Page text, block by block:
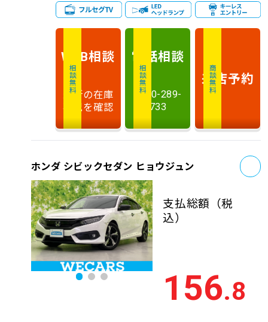
相談無料
WEB相談
最新の在庫
状況を確認
相談無料
電話相談
0120-289-
733
商談無料
来店予約
ホンダ シビックセダン ヒョウジュン
支払総額 （税
込）
156.8